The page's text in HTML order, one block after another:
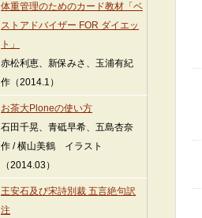
体重管理のためのカード教材「ベ
ストアドバイザー FOR ダイエッ
ト」
赤松利恵、新保みさ、玉浦有紀
作（2014.1）
お茶大Ploneの使い方
石田千晃、青砥早希、五島杏奈
作 / 横山美鶴 イラスト
（2014.03）
王安石及び宋詩別裁 五言絶句訳
注